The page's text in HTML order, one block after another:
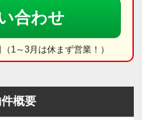
合わせ
1～3月は休まず営業！）
概要